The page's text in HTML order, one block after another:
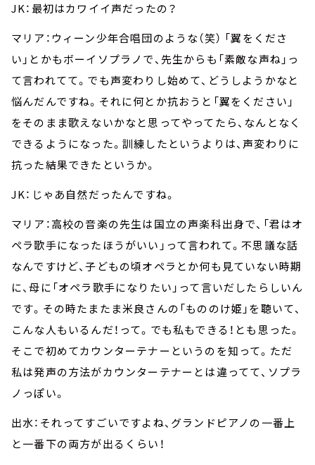
JK：最初はカワイイ声だったの？
マリア：ウィーン少年合唱団のような（笑） 「翼をくださ
い」とかもボーイソプラノで、先生からも「素敵な声ね」っ
て言われてて。でも声変わりし始めて、どうしようかなと
悩んだんですね。それに何とか抗おうと「翼をください」
をそのまま歌えないかなと思ってやってたら、なんとなく
できるようになった。訓練したというよりは、声変わりに
抗った結果できたというか。
JK：じゃあ自然だったんですね。
マリア：高校の音楽の先生は国立の声楽科出身で、「君はオ
ペラ歌手になったほうがいい」って言われて。不思議な話
なんですけど、子どもの頃オペラとか何も見ていない時期
に、母に「オペラ歌手になりたい」って言いだしたらしいん
です。その時たまたま米良さんの「もののけ姫」を聴いて、
こんな人もいるんだ！って。でも私もできる！とも思った。
そこで初めてカウンターテナーというのを知って。ただ
私は発声の方法がカウンターテナーとは違ってて、ソプラ
ノっぽい。
出水：それってすごいですよね、グランドピアノの一番上
と一番下の両方が出るくらい！